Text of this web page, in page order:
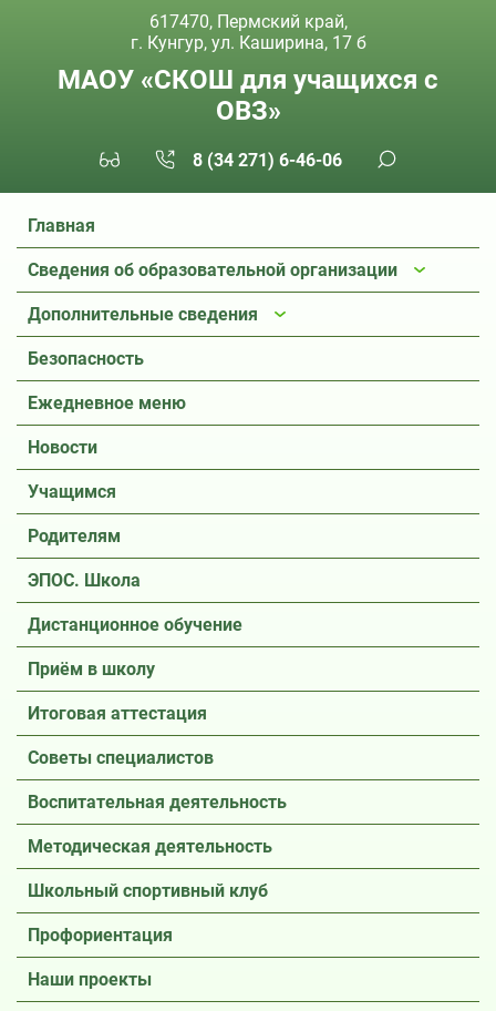
617470, Пермский край,
г. Кунгур, ул. Каширина, 17 б
МАОУ «СКОШ для учащихся с
ОВЗ»
8 (34 271) 6-46-06
Главная
Сведения об образовательной организации
Дополнительные сведения
Безопасность
Ежедневное меню
Новости
Учащимся
Родителям
ЭПОС. Школа
Дистанционное обучение
Приём в школу
Итоговая аттестация
Советы специалистов
Воспитательная деятельность
Методическая деятельность
Школьный спортивный клуб
Профориентация
Наши проекты